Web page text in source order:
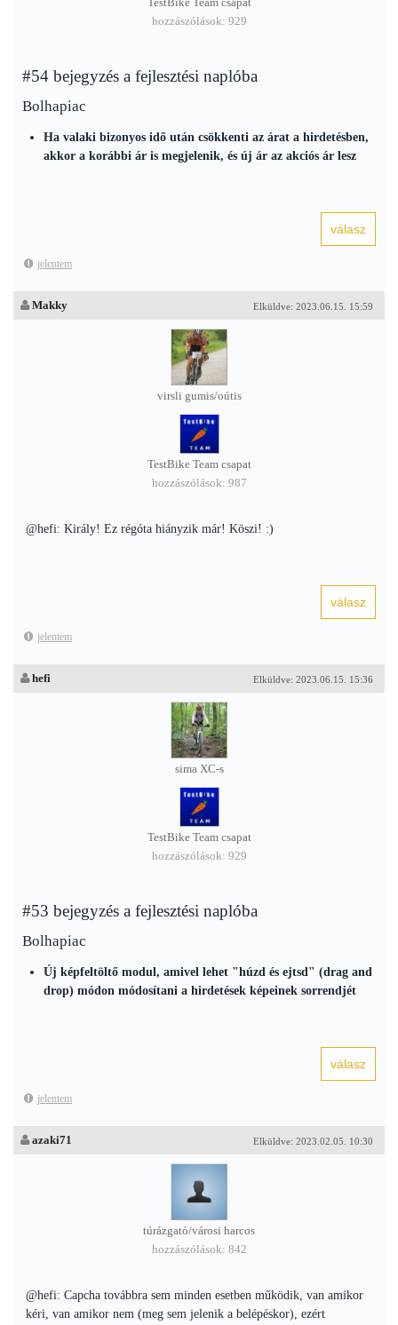
TestBike Team csapat
hozzászólások: 929
#54 bejegyzés a fejlesztési naplóba
Bolhapiac
Ha valaki bizonyos idő után csökkenti az árat a hirdetésben,
akkor a korábbi ár is megjelenik, és új ár az akciós ár lesz
jelentem
Elküldve: 2023.06.15. 15:59
Makky
virsli gumis/oútis
TestBike Team csapat
hozzászólások: 987
@hefi: Király! Ez régóta hiányzik már! Köszi! :)
jelentem
Elküldve: 2023.06.15. 15:36
hefi
sima XC-s
TestBike Team csapat
hozzászólások: 929
#53 bejegyzés a fejlesztési naplóba
Bolhapiac
Új képfeltöltő modul, amivel lehet "húzd és ejtsd" (drag and
drop) módon módosítani a hirdetések képeinek sorrendjét
jelentem
Elküldve: 2023.02.05. 10:30
azaki71
túrázgató/városi harcos
hozzászólások: 842
@hefi: Capcha továbbra sem minden esetben működik, van amikor
kéri, van amikor nem (meg sem jelenik a belépéskor), ezért